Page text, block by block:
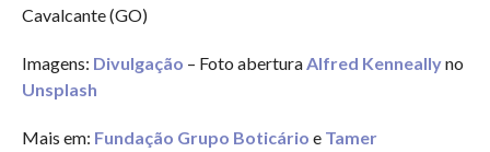
Cavalcante (GO)
Imagens: Divulgação – Foto aberturaAlfred Kenneallyno
Unsplash
Mais em: Fundação Grupo Boticário e Tamer